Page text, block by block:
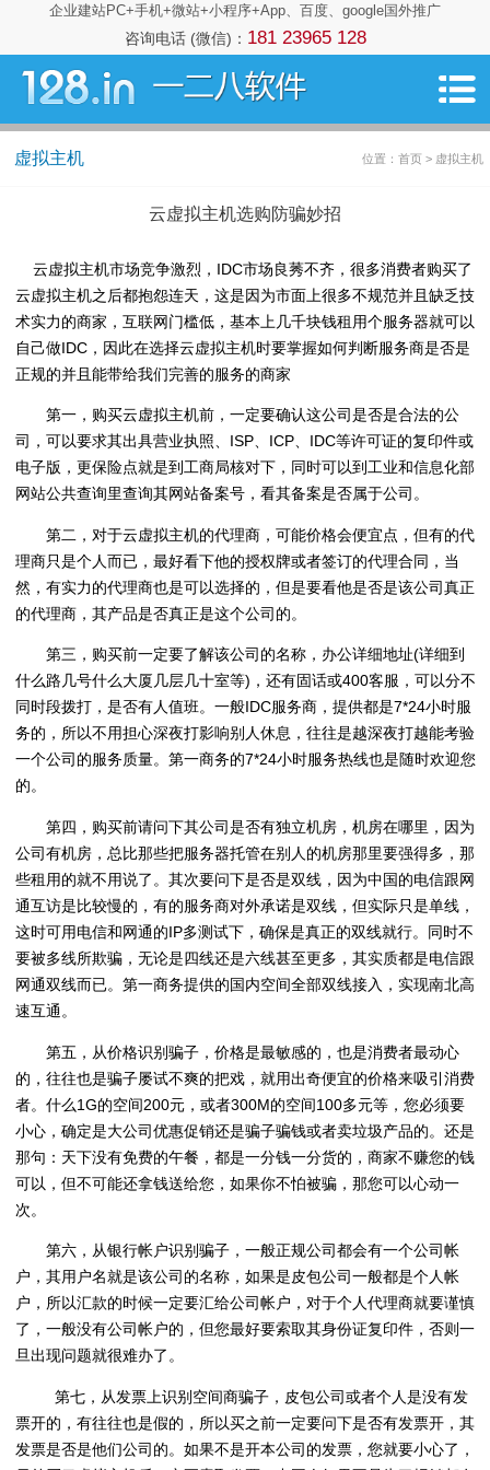
企业建站PC+手机+微站+小程序+App、百度、google国外推广
咨询电话 (微信)： 181 23965 128
虚拟主机 位置：首页 > 虚拟主机
云虚拟主机选购防骗妙招
云虚拟主机市场竞争激烈，IDC市场良莠不齐，很多消费者购买了
云虚拟主机之后都抱怨连天，这是因为市面上很多不规范并且缺乏技
术实力的商家，互联网门槛低，基本上几千块钱租用个服务器就可以
自己做IDC，因此在选择云虚拟主机时要掌握如何判断服务商是否是
正规的并且能带给我们完善的服务的商家
第一，购买云虚拟主机前，一定要确认这公司是否是合法的公
司，可以要求其出具营业执照、ISP、ICP、IDC等许可证的复印件或
电子版，更保险点就是到工商局核对下，同时可以到工业和信息化部
网站公共查询里查询其网站备案号，看其备案是否属于公司。
第二，对于云虚拟主机的代理商，可能价格会便宜点，但有的代
理商只是个人而已，最好看下他的授权牌或者签订的代理合同，当
然，有实力的代理商也是可以选择的，但是要看他是否是该公司真正
的代理商，其产品是否真正是这个公司的。
第三，购买前一定要了解该公司的名称，办公详细地址(详细到
什么路几号什么大厦几层几十室等)，还有固话或400客服，可以分不
同时段拨打，是否有人值班。一般IDC服务商，提供都是7*24小时服
务的，所以不用担心深夜打影响别人休息，往往是越深夜打越能考验
一个公司的服务质量。第一商务的7*24小时服务热线也是随时欢迎您
的。
第四，购买前请问下其公司是否有独立机房，机房在哪里，因为
公司有机房，总比那些把服务器托管在别人的机房那里要强得多，那
些租用的就不用说了。其次要问下是否是双线，因为中国的电信跟网
通互访是比较慢的，有的服务商对外承诺是双线，但实际只是单线，
这时可用电信和网通的IP多测试下，确保是真正的双线就行。同时不
要被多线所欺骗，无论是四线还是六线甚至更多，其实质都是电信跟
网通双线而已。第一商务提供的国内空间全部双线接入，实现南北高
速互通。
第五，从价格识别骗子，价格是最敏感的，也是消费者最动心
的，往往也是骗子屡试不爽的把戏，就用出奇便宜的价格来吸引消费
者。什么1G的空间200元，或者300M的空间100多元等，您必须要
小心，确定是大公司优惠促销还是骗子骗钱或者卖垃圾产品的。还是
那句：天下没有免费的午餐，都是一分钱一分货的，商家不赚您的钱
可以，但不可能还拿钱送给您，如果你不怕被骗，那您可以心动一
次。
第六，从银行帐户识别骗子，一般正规公司都会有一个公司帐
户，其用户名就是该公司的名称，如果是皮包公司一般都是个人帐
户，所以汇款的时候一定要汇给公司帐户，对于个人代理商就要谨慎
了，一般没有公司帐户的，但您最好要索取其身份证复印件，否则一
旦出现问题就很难办了。
第七，从发票上识别空间商骗子，皮包公司或者个人是没有发
票开的，有往往也是假的，所以买之前一定要问下是否有发票开，其
发票是否是他们公司的。如果不是开本公司的发票，您就要小心了，